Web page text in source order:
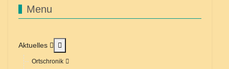
Menu
Aktuelles
Ortschronik